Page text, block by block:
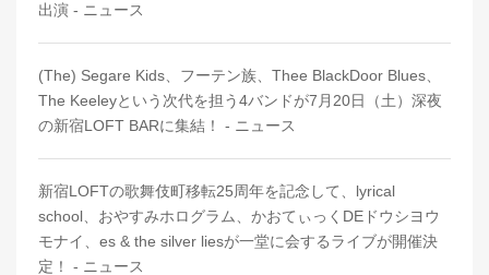
出演 - ニュース
(The) Segare Kids、フーテン族、Thee BlackDoor Blues、
The Keeleyという次代を担う4バンドが7月20日（土）深夜
の新宿LOFT BARに集結！ - ニュース
新宿LOFTの歌舞伎町移転25周年を記念して、lyrical
school、おやすみホログラム、かおてぃっくDEドウシヨウ
モナイ、es & the silver liesが一堂に会するライブが開催決
定！ - ニュース